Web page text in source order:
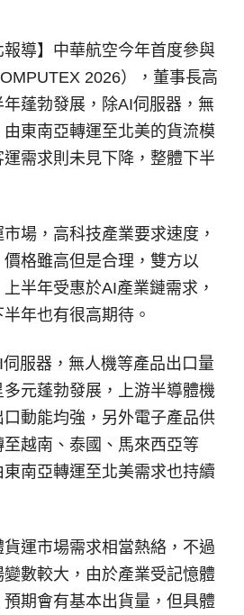
導】 中華航空今年首度參與
2026），董事長高
蓬勃發展，除AI伺服器，無
東南亞轉運至北美的貨流模
需求則未見下降，整體下半
場，高科技產業要求速度，
格雖高但是合理，雙方以
上半年受惠於AI產業鏈需求，
年也有很高期待。
服器，無人機等產品出口量
元蓬勃發展，上游半導體機
動能均強，另外電子產品供
越南、泰國、馬來西亞等
南亞轉運至北美需求也持續
運市場需求相當熱絡，不過
數較大，由於產業受記憶體
期會有基本出貨量，但具體